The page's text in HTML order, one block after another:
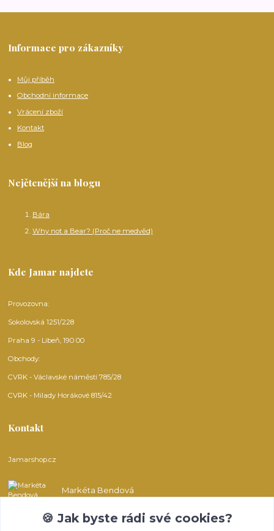
Informace pro zákazníky
Můj příběh
Obchodní informace
Vrácení zboží
Kontakt
Blog
Nejčtenější na blogu
Bára
Why not a Bear? (Proč ne medvěd)
Kde Jamar najdete
Provozovna:
Sokolovská 1251/228
Praha 9 - Libeň, 190 00
Obchody:
CVRK - Václavské náměstí 785/28
CVRK - Milady Horákové 815/42
Kontakt
Jamarshop.cz
Markéta Bendová
info@jamarshop.cz
🍪 Jak byste rádi své cookies?